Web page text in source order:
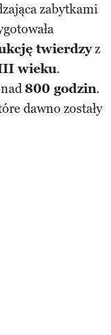
zabytkami
twierdzyz
wieku.
800 godzin.
dawno zostały